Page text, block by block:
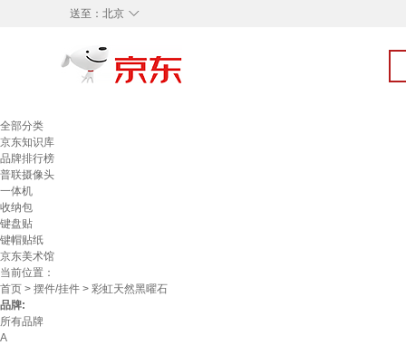
◇
送至： 北京
全部分类
京东知识库
品牌排行榜
普联摄像头
一体机
收纳包
键盘贴
键帽贴纸
京东美术馆
当前位置：
首页 > 摆件/挂件 > 彩虹天然黑曜石
品牌:
所有品牌
A